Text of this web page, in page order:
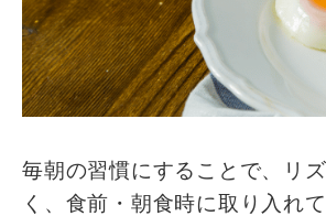
毎朝の習慣にすることで、リ
く、食前・朝食時に取り入れ